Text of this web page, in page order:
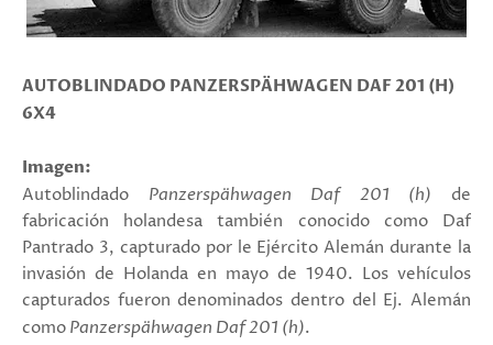
AUTOBLINDADO PANZERSPÄHWAGEN DAF 201 (H)
6X4
Imagen:
Autoblindado Panzerspähwagen Daf 201 (h)
de
fabricación holandesa también conocido como Daf
Pantrado 3, capturado por le Ejército Alemán durante la
invasión de Holanda en mayo de 1940. Los vehículos
capturados fueron denominados dentro del Ej. Alemán
como Panzerspähwagen Daf 201 (h).